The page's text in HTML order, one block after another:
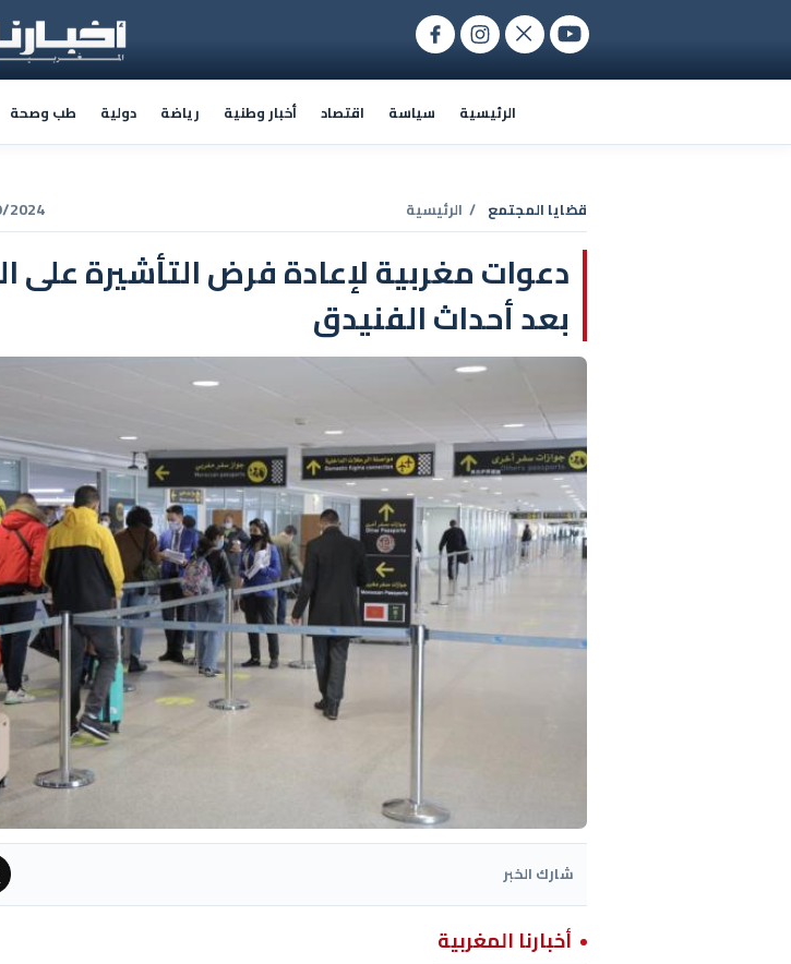
الرئيسية سياسة اقتصاد أخبار وطنية رياضة دولية طب وصحة
17:30:00 قضايا المجتمع / الرئيسية
دعوات مغربية لإعادة فرض التأشيرة على
بعد أحداث الفنيدق
شارك الخبر
أخبارنا المغربية